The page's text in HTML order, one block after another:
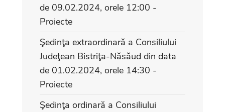
de 09.02.2024, orele 12:00 -
Proiecte
Şedinţa extraordinară a Consiliului
Judeţean Bistriţa-Năsăud din data
de 01.02.2024, orele 14:30 -
Proiecte
Şedinţa ordinară a Consiliului